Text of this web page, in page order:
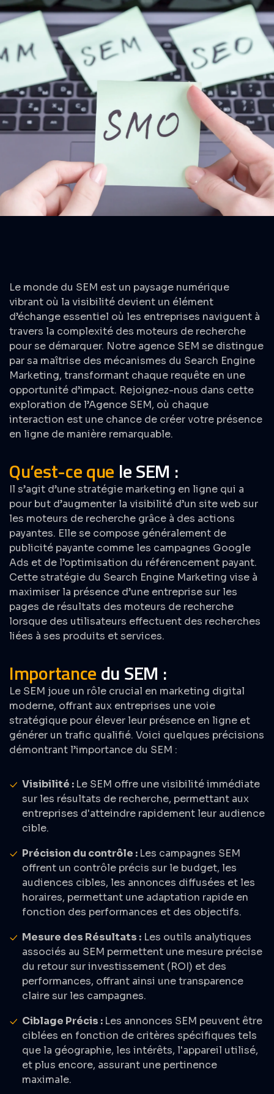
Le monde du SEM est un paysage numérique
vibrant où la visibilité devient un élément
d’échange essentiel où les entreprises naviguent à
travers la complexité des moteurs de recherche
pour se démarquer. Notre agence SEM se distingue
par sa maîtrise des mécanismes du Search Engine
Marketing, transformant chaque requête en une
opportunité d’impact. Rejoignez-nous dans cette
exploration de l’Agence SEM, où chaque
interaction est une chance de créer votre présence
en ligne de manière remarquable.
Qu’est-ce que le SEM :
Il s’agit d’unestratégie marketing en ligne qui a
pour but d’augmenter la visibilité d’un site web sur
les moteurs de recherche grâce à des actions
payantes. Elle se compose généralement de
publicité payante comme les campagnes Google
Ads et de l’optimisation du référencement payant.
Cette stratégie du Search Engine Marketing vise à
maximiser la présence d’une entreprise sur les
pages de résultats des moteurs de recherche
lorsque des utilisateurs effectuent des recherches
liées à ses produits et services.
Importancedu SEM :
Le SEM joue un rôle crucial en marketing digital
moderne, offrant aux entreprises une voie
stratégique pour élever leur présence en ligne et
générer un trafic qualifié. Voici quelques précisions
démontrant l’importance du SEM :
Visibilité : Le SEM offre une visibilité immédiate
sur les résultats de recherche, permettant aux
entreprises d'atteindre rapidement leur audience
cible.​
Précision du contrôle : Les campagnes SEM
offrent un contrôle précis sur le budget, les
audiences cibles, les annonces diffusées et les
horaires, permettant une adaptation rapide en
fonction des performances et des objectifs.​
Mesure des Résultats : Les outils analytiques
associés au SEM permettent une mesure précise
du retour sur investissement (ROI) et des
performances, offrant ainsi une transparence
claire sur les campagnes.​
Ciblage Précis : Les annonces SEM peuvent être
ciblées en fonction de critères spécifiques tels
que la géographie, les intérêts, l'appareil utilisé,
et plus encore, assurant une pertinence
maximale.​